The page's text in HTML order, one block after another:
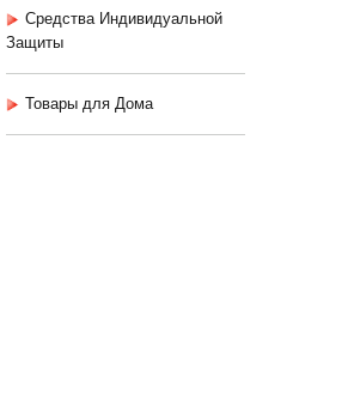
Средства Индивидуальной
Защиты
Товары для Дома